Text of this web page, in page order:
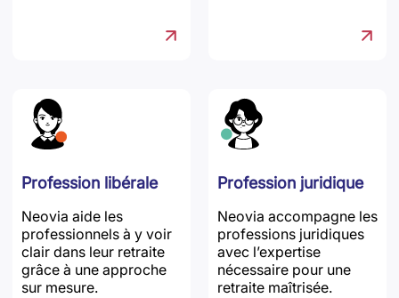
Profession libérale
Neovia aide les
professionnels à y voir
clair dans leur retraite
grâce à une approche
sur mesure.
Profession juridique
Neovia accompagne les
professions juridiques
avec l’expertise
nécessaire pour une
retraite maîtrisée.